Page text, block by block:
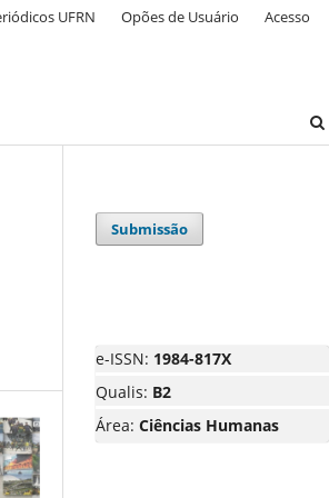
UFRN Opões de Usuário Acesso
Submissão
e-ISSN: 1984-817X
Qualis: B2
Área: Ciências Humanas